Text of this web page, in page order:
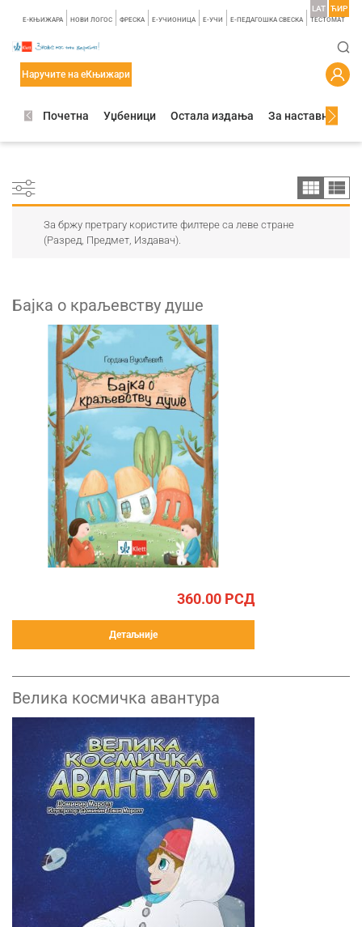
E-КЊИЖАРА НОВИ ЛОГОС ФРЕСКА E-УЧИОНИЦА E-УЧИ Е-ПЕДАГОШКА СВЕСКА TЕСТОМАТ
LAT ЋИР
Наручите на еКњижари
Почетна Уџбеници Остала издања За наставнике
За бржу претрагу користите филтере са леве стране
(Разред, Предмет, Издавач).
Бајка о краљевству душе
360.00 РСД
Детаљније
Велика космичка авантура